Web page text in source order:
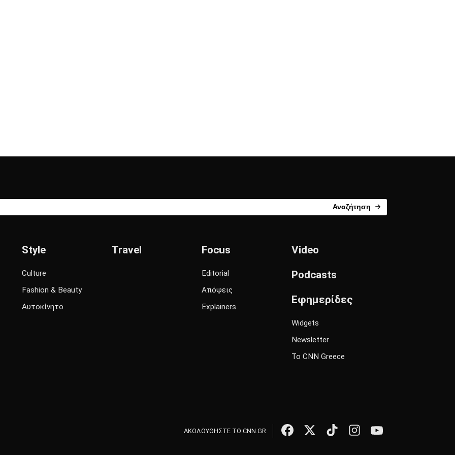
Αναζήτηση
Style
Culture
Fashion & Beauty
Αυτοκίνητο
Travel Focus
Editorial
Απόψεις
Explainers
Video
Podcasts
Εφημερίδες
Widgets
Newsletter
Το CNN Greece
ΑΚΟΛΟΥΘΗΣΤΕ ΤΟ CNN.GR